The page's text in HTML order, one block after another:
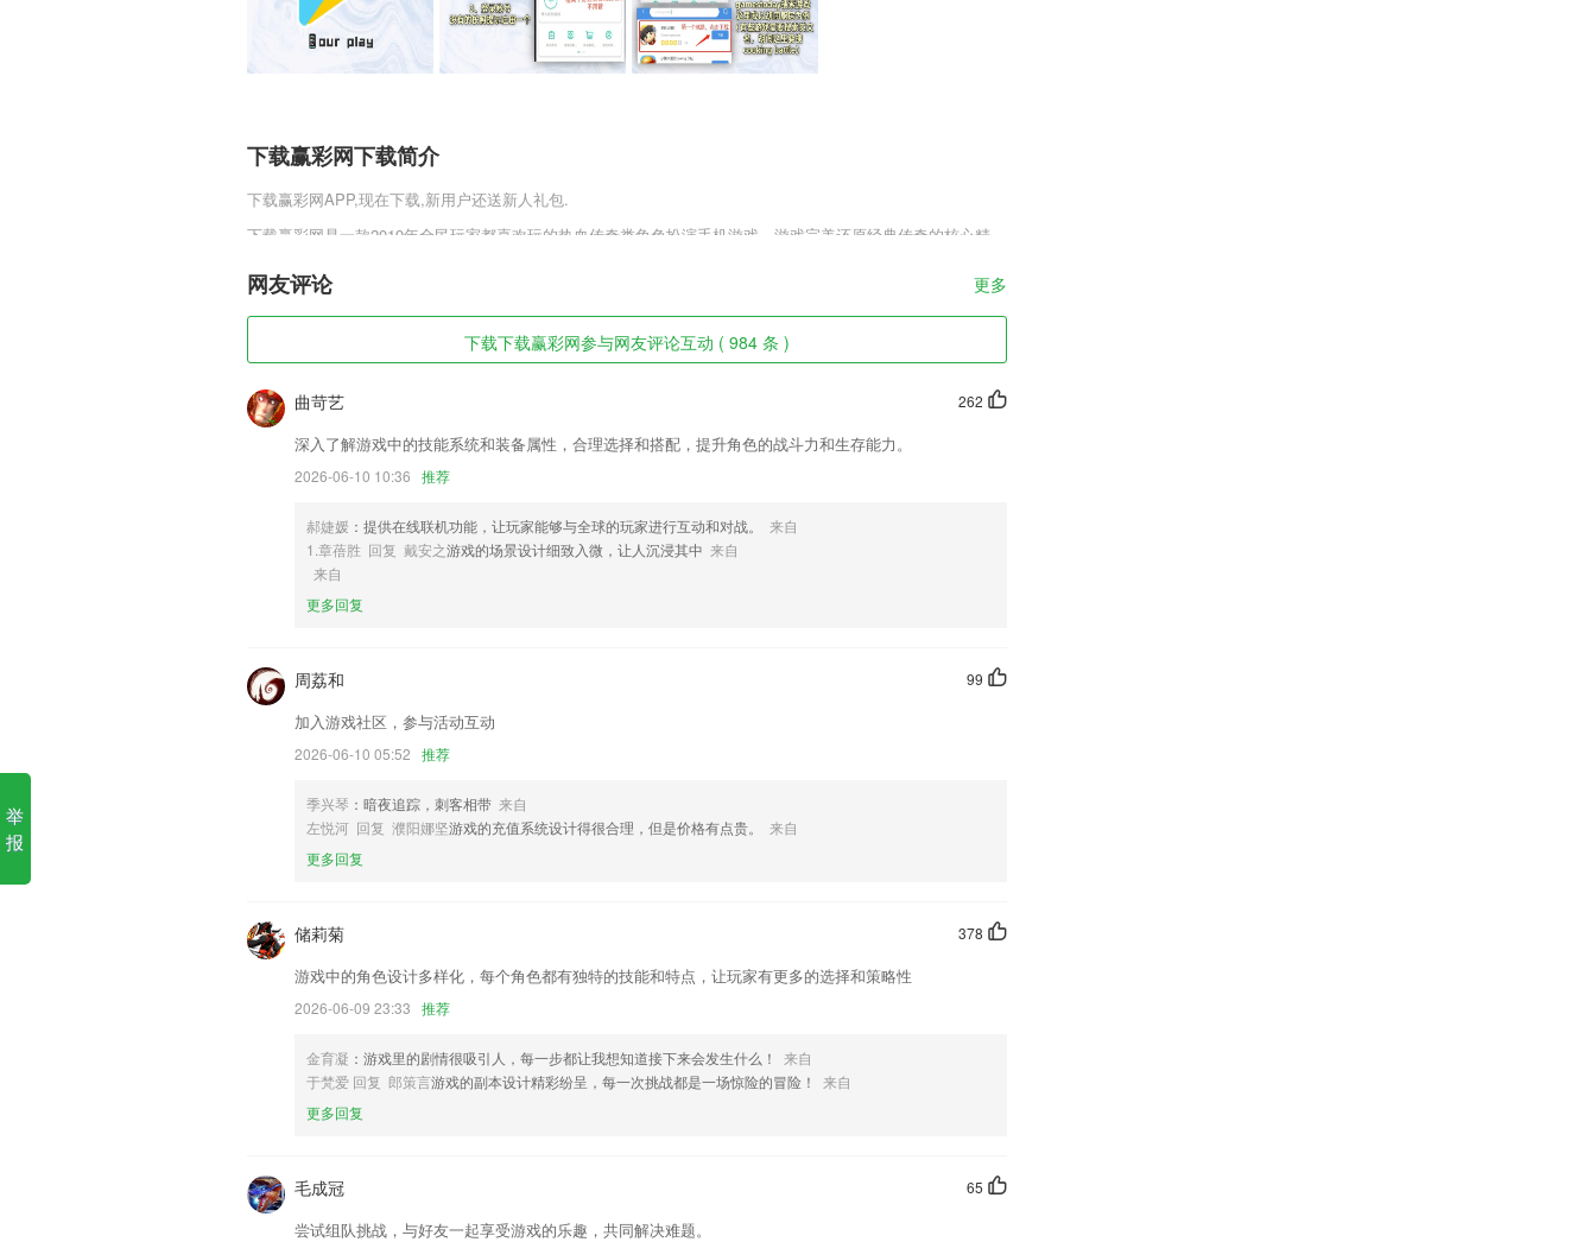
下载赢彩网下载简介
下载赢彩网APP,现在下载,新用户还送新人礼包.
下载赢彩网是一款2019年全民玩家都喜欢玩的热血传奇类角色扮演手机游戏，游戏完美还原经典传奇的核心精
传神归来正式版v1.0.1这款游戏的玩家千万不要错过，快来趣趣手游网下载体验吧。
下载赢彩网软件特色
1,【分享】用文字、图片及视频，满怀自豪地表达2265用户精彩的出行体验及心得体会
2,各种有趣的兑换奖励来激励咱们的孩子学习英语的能力，
3,【创业服务】3000+项目资源,1000+投资机构,2000+专业新材料投资人,100+券商及金融机构,200+资深创业导
师,够不够?
4,视频播放方式，更生动的让孩子理解知识内容，更有兴趣去学习。
5,智能客户分享引流，实现客户裂变式增长。
6,【工作报告】
下载赢彩网软件优势
等，实现班级资料的电子化管理
2.发布作业、任务、通知，成绩同步到多个端。
3.20082021，13年的教学沉淀，完成日语高考代替英语高考的转换目标。
5.:遇到难题不要方!随手一拍,0.3秒出答案!无需注册,完全免费!
6.·清晰，完整的课程分类，丰富，有趣的学习课程，更新从不间断
修改"布局查看"工具View ID 介绍
办公软件，工具
修复偶发的启动无法进入主界面的问题；
优化专题新闻的显示效果，修复专题新闻按返回键不能正常返回的问题
助我们更好的对产品进行优化修改。
以上就是下载赢彩网的介绍，如果您喜欢这款软件，您可以到应用商店进行打分评论，说出您的使用经历，以帮
助我们更好的对产品进行优化修改。
网友评论 更多
下载下载赢彩网参与网友评论互动 ( 984 条 )
262
曲苛艺
深入了解游戏中的技能系统和装备属性，合理选择和搭配，提升角色的战斗力和生存能力。
2026-06-10 10:36 推荐
郝婕媛 ：提供在线联机功能，让玩家能够与全球的玩家进行互动和对战。
来自
1.章蓓胜 回复 戴安之游戏的场景设计细致入微，让人沉浸其中 来自
来自
更多回复
99
周荔和
加入游戏社区，参与活动互动
2026-06-10 05:52 推荐
季兴琴 ：暗夜追踪，刺客相带 来自
左悦河 回复 濮阳娜坚游戏的充值系统设计得很合理，但是价格有点贵。
来自
更多回复
378
储莉菊
游戏中的角色设计多样化，每个角色都有独特的技能和特点，让玩家有更多的选择和策略性
2026-06-09 23:33 推荐
金育凝 ：游戏里的剧情很吸引人，每一步都让我想知道接下来会发生什么！
来自
于梵爱 回复 郎策言游戏的副本设计精彩纷呈，每一次挑战都是一场惊险的冒险！
来自
更多回复
65
毛成冠
尝试组队挑战，与好友一起享受游戏的乐趣，共同解决难题。
举
报